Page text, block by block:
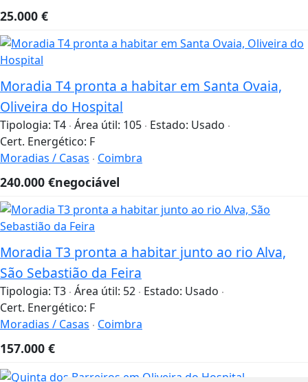
25.000 €
Moradia T4 pronta a habitar em Santa Ovaia,
Oliveira do Hospital
Tipologia: T4 Área útil: 105 Estado: Usado
Cert. Energético: F
Moradias / Casas
Coimbra
240.000 €negociável
Moradia T3 pronta a habitar junto ao rio Alva,
São Sebastião da Feira
Tipologia: T3 Área útil: 52 Estado: Usado
Cert. Energético: F
Moradias / Casas
Coimbra
157.000 €